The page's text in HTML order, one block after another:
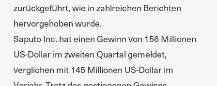
zurückgeführt, wie in zahlreichen Berichten
hervorgehoben wurde.
Saputo Inc. hat einen Gewinn von 156 Millionen
US-Dollar im zweiten Quartal gemeldet,
verglichen mit 145 Millionen US-Dollar im